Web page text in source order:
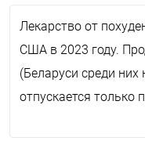
Лекарство от
США в 2023 году.
(Беларуси среди них
отпускается только